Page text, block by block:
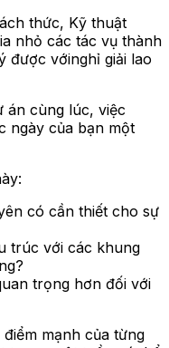
thức, Kỹ thuật
nhỏ các tác vụ thành
được vớinghỉ giải lao
án cùng lúc, việc
ngày của bạn một
có cần thiết cho sự
trúc với các khung
trọng hơn đối với
mạnh của từng